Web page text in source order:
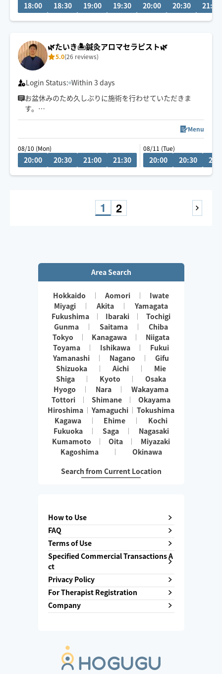
18:00 18:30 19:00 19:30 20:00 20:30 21:00
🌿たいき🏝鍼灸アロマセラピスト🌿
5.0(26 reviews)
Login Status: Within 3 days
お盆休みのため久しぶりに施術を行わせていただきま
す。
得意な施術は頭痛、自律神経を整える施術、寝不足解
消、眼精疲労、肩こり、腰痛、足のダルさ、痺れに対す
るものです😊😊😊💆‍♂️💆💆‍♀️
Menu
08/10 (Mon)
20:00 20:30 21:00 21:30
08/11 (Tue)
20:00 20:30
1 2
Area Search
Hokkaido Aomori
Iwate
Miyagi
Akita
Yamagata
Fukushima
Ibaraki
Tochigi
Gunma
Saitama
Chiba
Tokyo
Kanagawa
Niigata
Toyama
Ishikawa
Fukui
Yamanashi
Nagano
Gifu
Shizuoka
Aichi
Mie
Shiga
Kyoto
Osaka
Hyogo
Nara
Wakayama
Tottori
Shimane
Okayama
Hiroshima
Yamaguchi
Tokushima
Kagawa
Ehime
Kochi
Fukuoka
Saga
Nagasaki
Kumamoto
Oita
Miyazaki
Kagoshima
Okinawa
Search from Current Location
How to Use
FAQ
Terms of Use
Specified Commercial Transactions A
ct
Privacy Policy
For Therapist Registration
Company